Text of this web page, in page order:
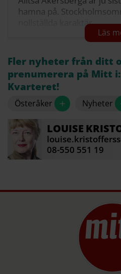
hamna på.
nollställda karaktär.
Va? Det bästa med
De har en sjukt bra
Sämsta byn i hela landet.
Jag bor i Åkersberga och
liv. Det är jättefint och inte
sätt.
Källa: Mitt i:s sociala medier
Fler nyheter från ditt
prenumerera på Mitt
Kvarteret!
Österåker + Nyheter
LOUISE
08-550 551 19